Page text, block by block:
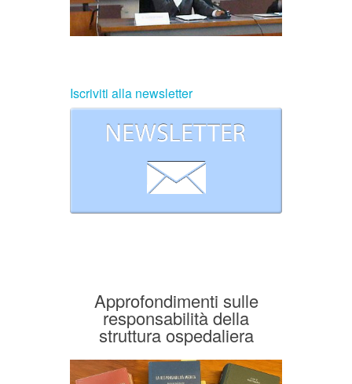
Iscriviti alla newsletter
Approfondimenti sulle
responsabilità della
struttura ospedaliera